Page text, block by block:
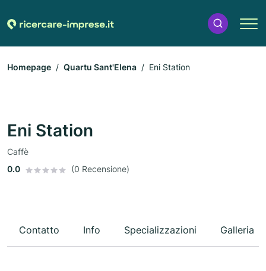
Homepage Quartu Sant'Elena Eni Station
Eni Station
Caffè
0.0
(0 Recensione)
Contatto Info Specializzazioni Galleria